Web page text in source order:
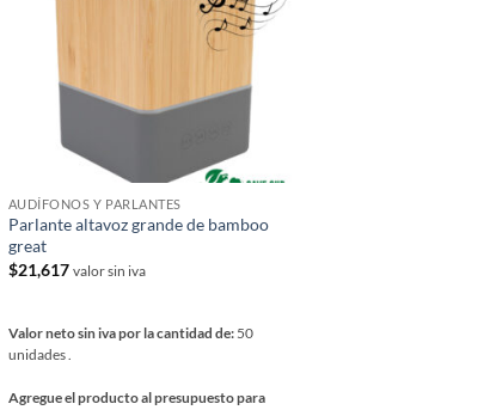
AUDÍFONOS Y PARLANTES
Parlante altavoz grande de bamboo
great
$21,617 valor sin iva
Valor neto sin iva por la cantidad de: 50
unidades .
Agregue el producto al presupuesto para